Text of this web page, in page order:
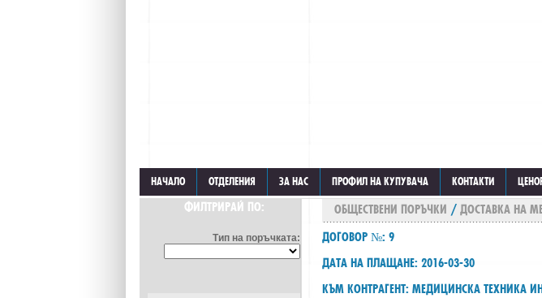
НАЧАЛО ОТДЕЛЕНИЯ ЗА НАС ПРОФИЛ НА КУПУВАЧА КОНТАКТИ
ФИЛТРИРАЙ ПО:
Тип на поръчката:
ОБЩЕСТВЕНИ ПОРЪЧКИ / ДОСТАВКА НА
ДОГОВОР №: 9
ДАТА НА ПЛАЩАНЕ: 2016-03-30
КЪМ КОНТРАГЕНТ: МЕДИЦИНСКА ТЕХНИКА